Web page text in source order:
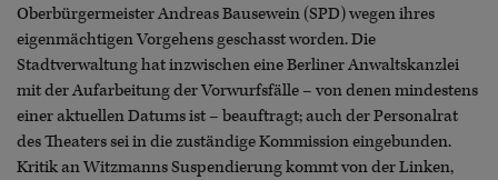
Oberbürgermeister Andreas Bausewein (SPD) wegen ihres
eigenmächtigen Vorgehens geschasst worden. Die
Stadtverwaltung hat inzwischen eine Berliner Anwaltskanzlei
mit der Aufarbeitung der Vorwurfsfälle – von denen mindestens
einer aktuellen Datums ist – beauftragt; auch der Personalrat
des Theaters sei in die zuständige Kommission eingebunden.
Kritik an Witzmanns Suspendierung kommt von der Linken,